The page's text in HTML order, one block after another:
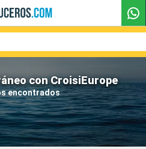
con CroisiEurope
encontrados